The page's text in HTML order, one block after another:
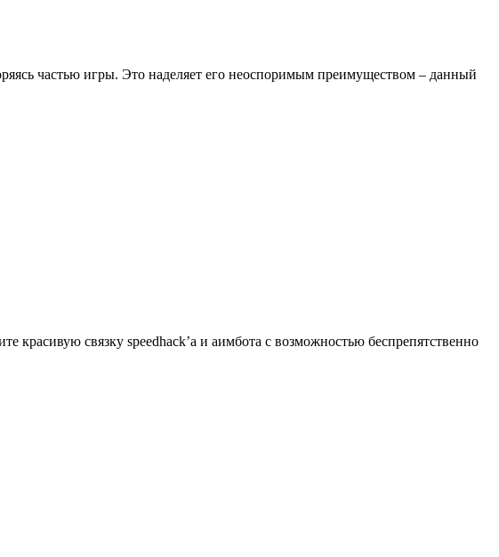
частью игры. Это наделяет его неоспоримым преимуществом – данный
связку speedhack’а и аимбота с возможностью беспрепятственно